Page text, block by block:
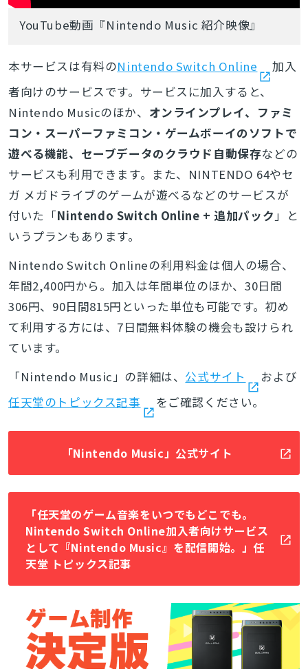
YouTube動画『Nintendo Music 紹介映像』
本サービスは有料のNintendo Switch Online
加入
者向けのサービスです。サービスに加入すると、
Nintendo Musicのほか、 オンラインプレイ、ファミ
コン・スーパーファミコン・ゲームボーイのソフトで
遊べる機能、セーブデータのクラウド自動保存などの
サービスも利用できます。また、NINTENDO 64やセ
ガ メガドライブのゲームが遊べるなどのサービスが
付いた「Nintendo Switch Online + 追加パック」と
いうプランもあります。
Nintendo Switch Onlineの利用料金は個人の場合、
年間2,400円から。加入は年間単位のほか、30日間
306円、90日間815円といった単位も可能です。初め
て利用する方には、7日間無料体験の機会も設けられ
ています。
「Nintendo Music」の詳細は、 公式サイト
および
任天堂のトピックス記事
をご確認ください。
「Nintendo Music」公式サイト
「任天堂のゲーム音楽をいつでもどこでも。
Nintendo Switch Online加入者向けサービス
として『Nintendo Music』を配信開始。」任
天堂 トピックス記事